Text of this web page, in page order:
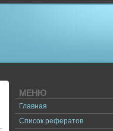
МЕНЮ
Главная
Список рефератов